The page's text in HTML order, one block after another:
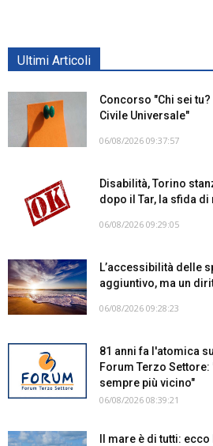
Ultimi Articoli
Concorso "Chi sei
Civile Universale"
06/08/2026 09:37:57
Disabilità, Torino
dopo il Tar, la sfida
06/08/2026 09:29:05
L’accessibilità delle
aggiuntivo, ma un
06/08/2026 09:28:23
81 anni fa l'atomica
Forum Terzo
sempre più vicino"
06/08/2026 08:39:21
Il mare è di tutti: